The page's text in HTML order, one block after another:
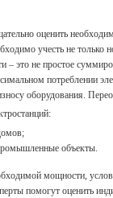
оценить
учесть не
это не простое
потреблении
оборудования.
объекты.
мощности,
помогут оценить